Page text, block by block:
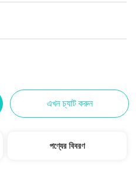
এখন চ্যাট করুন
পণ্যের বিবরণ